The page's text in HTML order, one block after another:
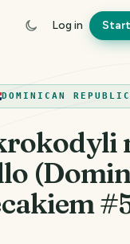
Log in
DOMINICAN REPUBLIC